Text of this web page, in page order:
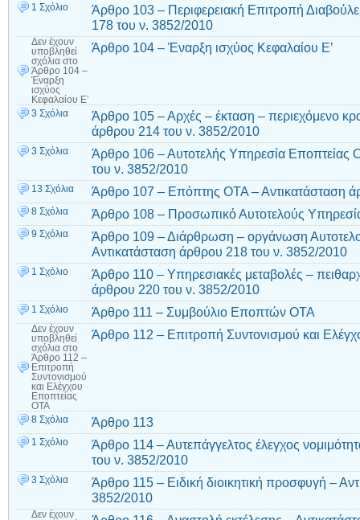
1 Σχόλιο
Άρθρο 103 – Περιφερειακή Επιτροπή
178 του ν. 3852/2010
Δεν έχουν
υποβληθεί
σχόλια στο
Άρθρο 104 –
Έναρξη
ισχύος
Κεφαλαίου Ε’
Άρθρο 104 – Έναρξη ισχύος Κεφαλαίου Ε’
3 Σχόλια
Άρθρο 105 – Αρχές – έκταση – περιεχόμενο
άρθρου 214 του ν. 3852/2010
3 Σχόλια
Άρθρο 106 – Αυτοτελής Υπηρεσία Εποπτείας
του ν. 3852/2010
13 Σχόλια Άρθρο 107 – Επόπτης ΟΤΑ – Αντικατάσταση
8 Σχόλια Άρθρο 108 – Προσωπικό Αυτοτελούς
9 Σχόλια
Άρθρο 109 – Διάρθρωση – οργάνωση
Αντικατάσταση άρθρου 218 του ν. 3852/2010
1 Σχόλιο
Άρθρο 110 – Υπηρεσιακές μεταβολές –
άρθρου 220 του ν. 3852/2010
1 Σχόλιο Άρθρο 111 – Συμβούλιο Εποπτών ΟΤΑ
Δεν έχουν
υποβληθεί
σχόλια στο
Άρθρο 112 –
Επιτροπή
Συντονισμού
και Ελέγχου
Εποπτείας
ΟΤΑ
Άρθρο 112 – Επιτροπή Συντονισμού και
8 Σχόλια Άρθρο 113
1 Σχόλιο
Άρθρο 114 – Αυτεπάγγελτος έλεγχος
του ν. 3852/2010
3 Σχόλια
Άρθρο 115 – Ειδική διοικητική προσφυγή –
3852/2010
Δεν έχουν